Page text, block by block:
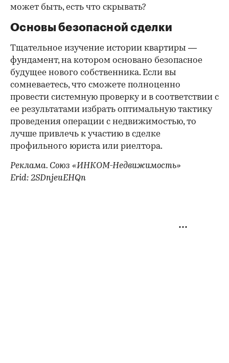
может быть, есть что скрывать?
Основы безопасной сделки
Тщательное изучение истории квартиры —
фундамент, на котором основано безопасное
будущее нового собственника. Если вы
сомневаетесь, что сможете полноценно
провести системную проверку и в соответствии с
ее результатами избрать оптимальную тактику
проведения операции с недвижимостью, то
лучше привлечь к участию в сделке
профильного юриста или риелтора.
Реклама. Союз «ИНКОМ-Недвижимость»
Erid: 2SDnjeuEHQn